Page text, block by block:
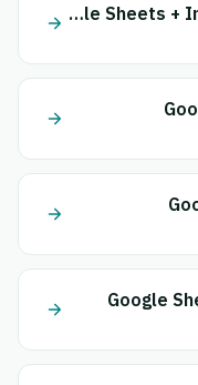
Google Sheets + Instagram Comment
Google